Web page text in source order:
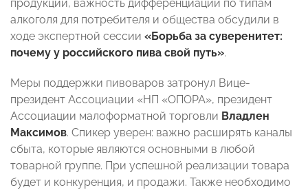
продукции, важность дифференциации по типам
алкоголя для потребителя и общества обсудили в
ходе экспертной сессии «Борьба за суверенитет:
почему у российского пива свой путь».
Меры поддержки пивоваров затронул Вице-
президент Ассоциации «НП «ОПОРА», президент
Ассоциации малоформатной торговли Владлен
Максимов. Спикер уверен: важно расширять каналы
сбыта, которые являются основными в любой
товарной группе. При успешной реализации товара
будет и конкуренция, и продажи. Также необходимо